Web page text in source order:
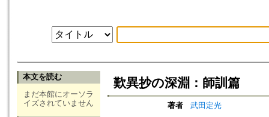
本文を読む
まだ本館にオーソラ
イズされていません
歎異抄の深淵：師訓篇
著者
武田定光